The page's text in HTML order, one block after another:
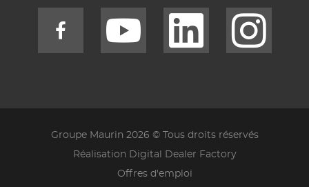
Groupe Maurin 2026 © Tous droits réservés
Réalisation Digital Dealer Factory
Offres d'emploi